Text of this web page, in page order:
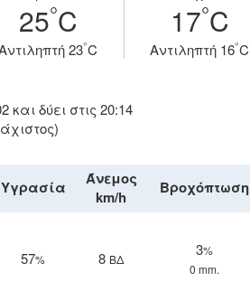
25°C
23°C
17°C
Aντιληπτή 16°C
και δύει στις 20:14
Υγρασία
Άνεμος
km/h
Βροχόπτωση
57% 8 ΒΔ
3%
0 mm.